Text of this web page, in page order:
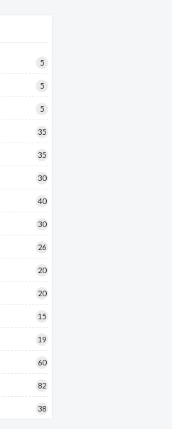
5
5
5
35
35
30
40
30
26
20
20
15
19
60
82
38